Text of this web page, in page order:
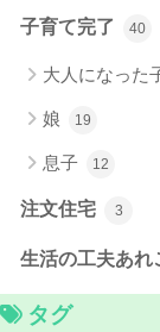
子育て完了 40
大人になった
娘 19
息子 12
注文住宅 3
生活の工夫あれ
タグ